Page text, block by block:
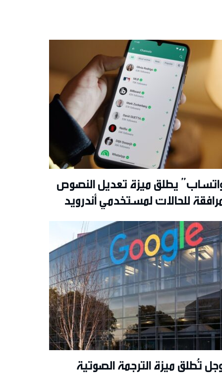
يطلق ميزة تعديل النصوص
للحالات لمستخدمي أندرويد
تُطلق ميزة الترجمة الصوتية